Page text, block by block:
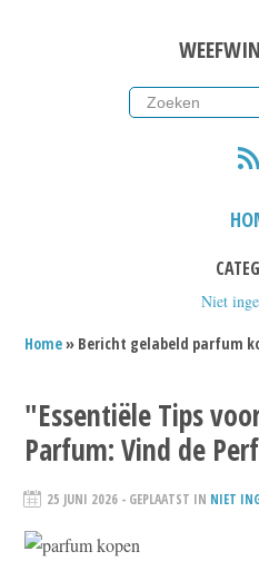
Niet
Home» Bericht gelabeld parfum
"Essentiële Tips
Parfum: Vind de
25 JUNI 2026 - GEPLAATST IN NIET